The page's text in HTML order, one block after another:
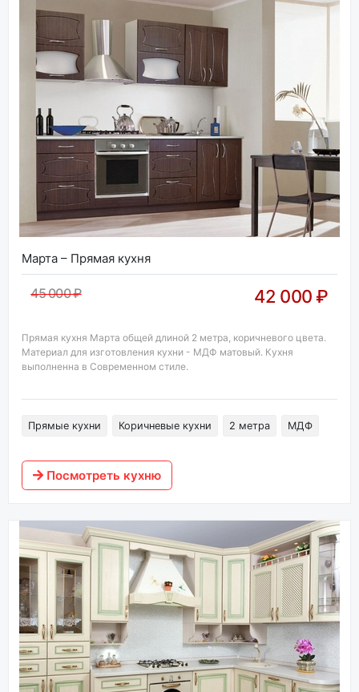
Марта – Прямая кухня
45 000 ₽ 42 000 ₽
Прямая кухня Марта общей длиной 2 метра, коричневого цвета.
Материал для изготовления кухни - МДФ матовый. Кухня
выполненна в Современном стиле.
Прямые кухни Коричневые кухни 2 метра МДФ
Посмотреть кухню